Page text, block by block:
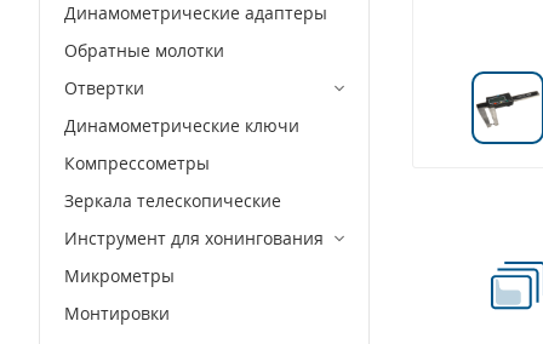
Динамометрические адаптеры
Обратные молотки
Отвертки
Динамометрические ключи
Компрессометры
Зеркала телескопические
Инструмент для хонингования
Микрометры
Монтировки